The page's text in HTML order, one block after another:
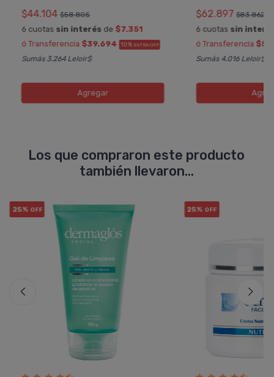
$44.104 $58.805
6 cuotas sin interésde $7.351
ó Transferencia $39.694 10% EXTRA OFF
Sumás 3.264 Leloir$
Agregar
$62.897 $83.862
6 cuotas sin
ó Transferencia
Sumás 4.016 Leloir$
Los que compraron este producto
también llevaron...
25% OFF 25% OFF